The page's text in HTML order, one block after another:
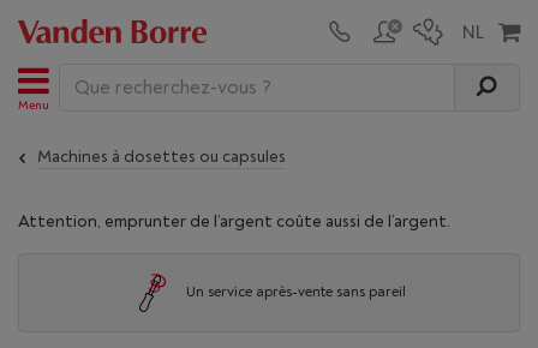
Menu
Machines à dosettes ou capsules
Attention, emprunter de l’argent coûte aussi de l’argent.
Un service après-vente sans pareil